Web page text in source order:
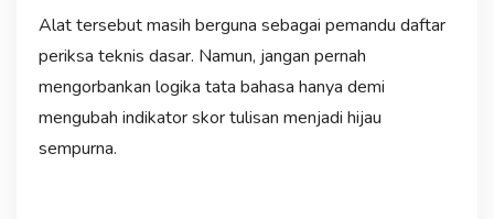
Alat tersebut masih berguna sebagai pemandu daftar
periksa teknis dasar. Namun, jangan pernah
mengorbankan logika tata bahasa hanya demi
mengubah indikator skor tulisan menjadi hijau
sempurna.